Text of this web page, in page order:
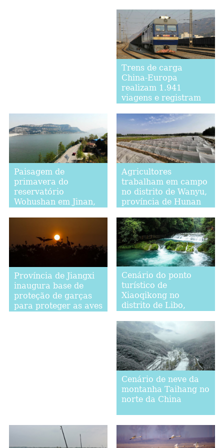
Trens de carga
China-Europa
realizam 1.941
viagens e registram
primeiro trimestre
Paisagem de
primavera do
reservatório
Wohushan em Jinan,
Agricultores
trabalham em campo
no distrito de Wanyu,
província de Hunan
Província de Jiangxi
inaugura base de
proteção de garças
para proteger as aves
Cenário do ponto
turístico de
Xiaoqikong no
distrito de Libo,
Cenário de neve da
montanha Taihang no
norte da China